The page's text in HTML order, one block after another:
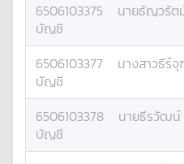
6506103375 นายธัญวรัต
บัญชี
6506103377 นางสาวธีร์จุ
บัญชี
6506103378 นายธีรวัฒน์
บัญชี